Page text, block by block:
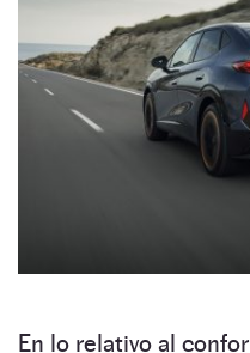
En lo relativo al